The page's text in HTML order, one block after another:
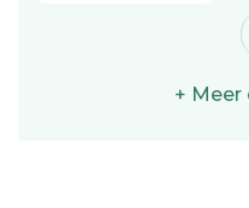
+ Meer